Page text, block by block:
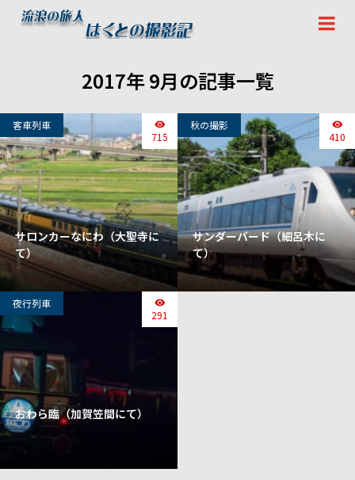
2017年 9月の記事一覧
サロンカーなにわ（大聖寺に
て）
客車列車
715
サンダーバード（細呂木に
て）
秋の撮影
410
おわら臨（加賀笠間にて）
夜行列車
291